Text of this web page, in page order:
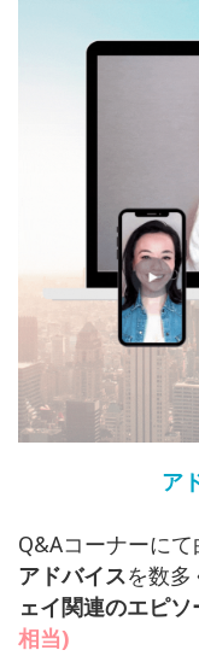
ア
Q&Aコーナーに
アドバイスを数多
ェイ関連のエピソ
相当)